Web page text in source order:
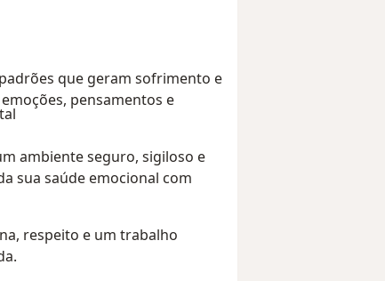
que geram sofrimento e
pensamentos e
ambiente seguro, sigiloso e
sua saúde emocional com
respeito e um trabalho